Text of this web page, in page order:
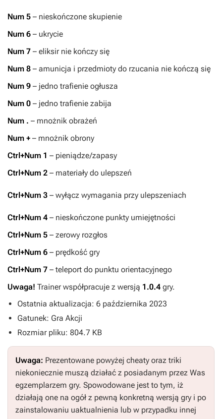
Num 5 – nieskończone skupienie
Num 6 – ukrycie
Num 7 – eliksir nie kończy się
Num 8 – amunicja i przedmioty do rzucania nie kończą się
Num 9 – jedno trafienie ogłusza
Num 0 – jedno trafienie zabija
Num . – mnożnik obrażeń
Num + – mnożnik obrony
Ctrl+Num 1 – pieniądze/zapasy
Ctrl+Num 2 – materiały do ulepszeń
Ctrl+Num 3 – wyłącz wymagania przy ulepszeniach
Ctrl+Num 4 – nieskończone punkty umiejętności
Ctrl+Num 5 – zerowy rozgłos
Ctrl+Num 6 – prędkość gry
Ctrl+Num 7 – teleport do punktu orientacyjnego
Uwaga! Trainer współpracuje z wersją 1.0.4 gry.
Ostatnia aktualizacja: 6 października 2023
Gatunek: Gra Akcji
Rozmiar pliku: 804.7 KB
Uwaga: Prezentowane powyżej cheaty oraz triki
niekoniecznie muszą działać z posiadanym przez Was
egzemplarzem gry. Spowodowane jest to tym, iż
działają one na ogół z pewną konkretną wersją gry i po
zainstalowaniu uaktualnienia lub w przypadku innej